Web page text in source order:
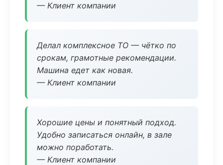
— Клиент компании
Делал комплексное ТО — чётко по
срокам, грамотные рекомендации.
Машина едет как новая.
— Клиент компании
Хорошие цены и понятный подход.
Удобно записаться онлайн, в зале
можно поработать.
— Клиент компании